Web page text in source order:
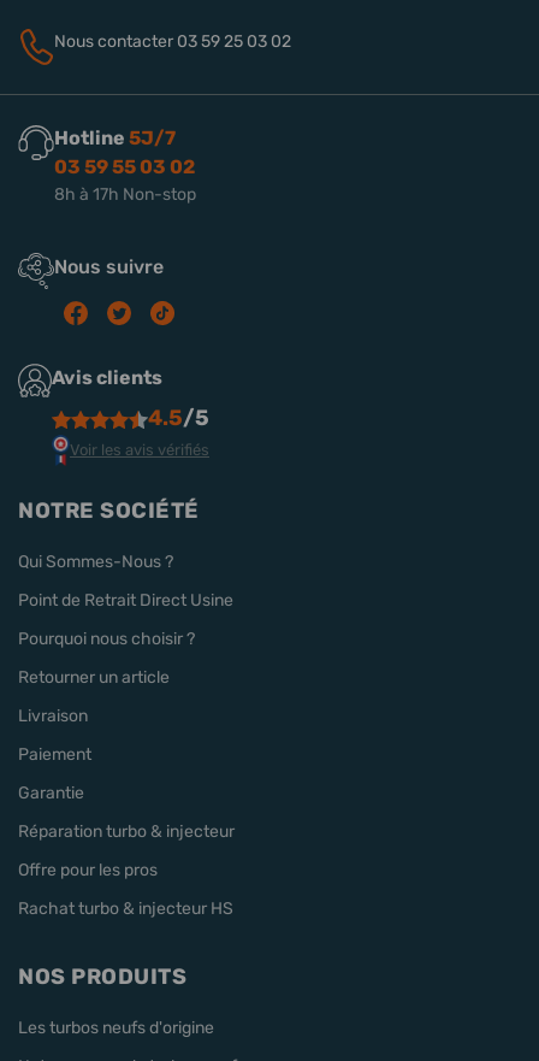
Nous contacter 03 59 25 03 02
Hotline 5J/7
03 59 55 03 02
8h à 17h Non-stop
Nous suivre
Avis clients
4.5/5
Voir les avis vérifiés
NOTRE SOCIÉTÉ
Qui Sommes-Nous ?
Point de Retrait Direct Usine
Pourquoi nous choisir ?
Retourner un article
Livraison
Paiement
Garantie
Réparation turbo & injecteur
Offre pour les pros
Rachat turbo & injecteur HS
NOS PRODUITS
Les turbos neufs d'origine